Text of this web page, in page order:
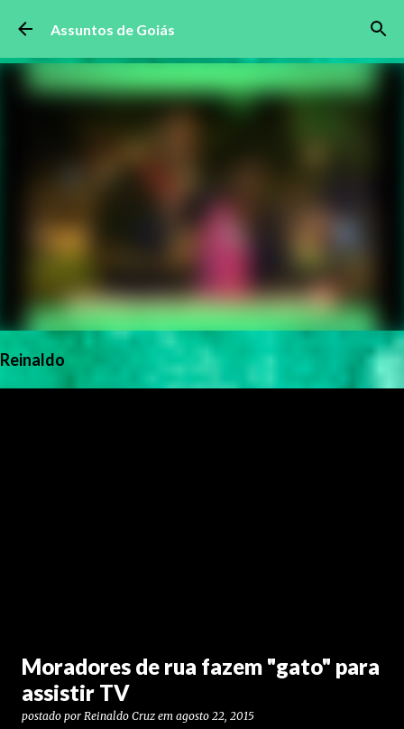
Pular para o conteúdo principal
Assuntos de Goiás
Reinaldo
Moradores de rua fazem "gato" para
assistir TV
postado por Reinaldo Cruz em agosto 22, 2015